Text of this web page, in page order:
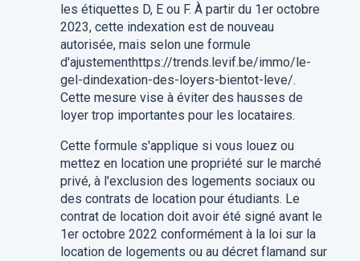
les étiquettes D, E ou F. À partir du 1er octobre
2023, cette indexation est de nouveau
autorisée, mais selon une formule
d'ajustementhttps://trends.levif.be/immo/le-
gel-dindexation-des-loyers-bientot-leve/.
Cette mesure vise à éviter des hausses de
loyer trop importantes pour les locataires.
Cette formule s'applique si vous louez ou
mettez en location une propriété sur le marché
privé, à l'exclusion des logements sociaux ou
des contrats de location pour étudiants. Le
contrat de location doit avoir été signé avant le
1er octobre 2022 conformément à la loi sur la
location de logements ou au décret flamand sur